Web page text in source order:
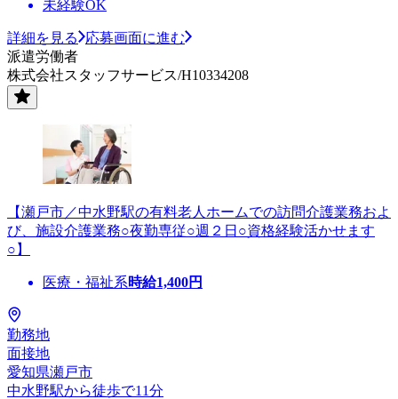
未経験OK
詳細を見る
応募画面に進む
派遣労働者
株式会社スタッフサービス/H10334208
【瀬戸市／中水野駅の有料老人ホームでの訪問介護業務およ
び、施設介護業務○夜勤専従○週２日○資格経験活かせます
○】
医療・福祉系時給1,400円
勤務地
面接地
愛知県瀬戸市
中水野駅から徒歩で11分